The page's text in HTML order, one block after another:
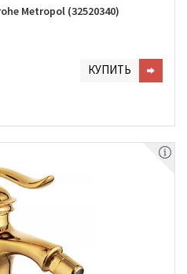
Metropol (32520340)
КУПИТЬ